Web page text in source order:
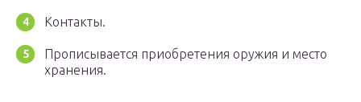
Контакты.
Прописывается приобретения оружия и место
хранения.